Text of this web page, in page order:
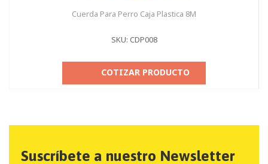
Cuerda Para Perro Caja Plastica 8M
SKU: CDP008
COTIZAR PRODUCTO
Suscríbete a nuestro Newsletter